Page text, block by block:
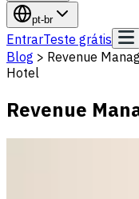
pt-br
EntrarTeste grátis
Blog > Revenue
Hotel
Revenue